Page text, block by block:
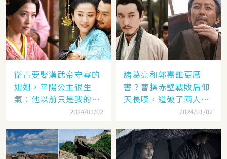
衛青要娶漢武帝守寡的
姐姐，平陽公主很生
氣：他以前只是我的奴
2024/01/02
諸葛亮和郭嘉誰更厲
害？曹操赤壁戰敗后仰
天長嘆，道破了兩人高
2024/01/02